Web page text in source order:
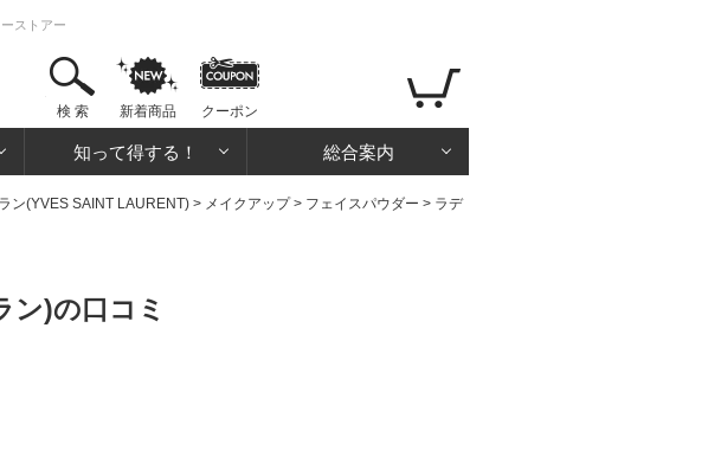
ストアー
検 索 新着商品 クーポン
知って得する！ 総合案内
ン(YVES SAINT LAURENT) > メイクアップ> フェイスパウダー > ラデ
ン)の口コミ